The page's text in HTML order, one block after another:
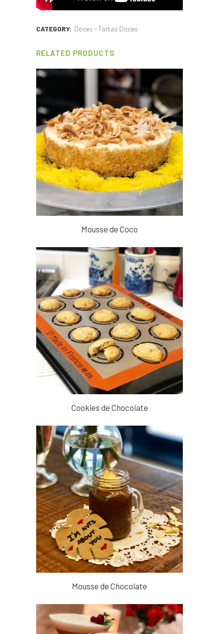
CATEGORY: Doces - Tortas Doces
RELATED PRODUCTS
Mousse de Coco
Cookies de Chocolate
Mousse de Chocolate